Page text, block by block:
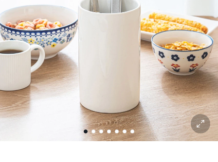
1 2 3 4 5 6 7
확대 보기